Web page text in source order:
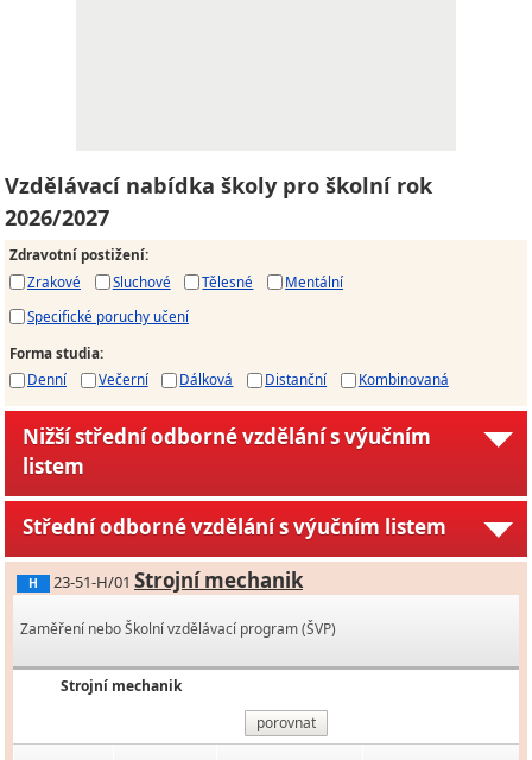
Vzdělávací nabídka školy pro školní rok
2026/2027
Zdravotní postižení:
Zrakové
Sluchové Tělesné
Mentální
Specifické poruchy učení
Forma studia:
Denní
Večerní Dálková Distanční Kombinovaná
Nižší střední odborné vzdělání s výučním
listem
Střední odborné vzdělání s výučním listem
H 23-51-H/01 Strojní mechanik
Zaměření nebo Školní vzdělávací program (ŠVP)
Strojní mechanik
porovnat